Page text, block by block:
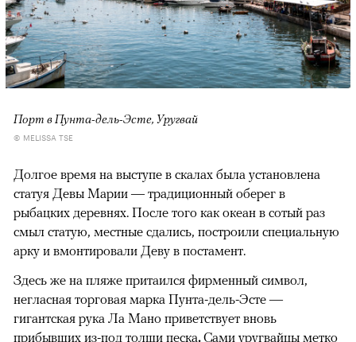
Порт в Пунта-дель-Эсте, Уругвай
© MELISSA TSE
Долгое время на выступе в скалах была установлена
статуя Девы Марии — традиционный оберег в
рыбацких деревнях. После того как океан в сотый раз
смыл статую, местные сдались, построили специальную
арку и вмонтировали Деву в постамент.
Здесь же на пляже притаился фирменный символ,
негласная торговая марка Пунта-дель-Эсте —
гигантская рука Ла Мано приветствует вновь
прибывших из-под толщи песка.Сами уругвайцы метко